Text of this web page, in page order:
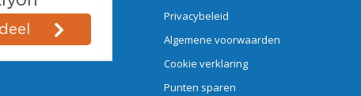
Privacybeleid
Algemene voorwaarden
Cookie verklaring
Punten sparen